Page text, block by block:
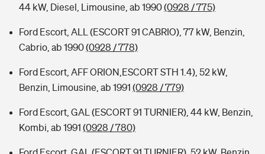
44 kW, Diesel, Limousine, ab 1990(0928 / 775)
Ford Escort, ALL (ESCORT 91 CABRIO), 77 kW, Benzin,
Cabrio, ab 1990(0928 / 778)
Ford Escort, AFF ORION,ESCORT STH 1.4), 52 kW,
Benzin, Limousine, ab 1991 (0928 / 779)
Ford Escort, GAL (ESCORT 91 TURNIER), 44 kW, Benzin,
Kombi, ab 1991 (0928 / 780)